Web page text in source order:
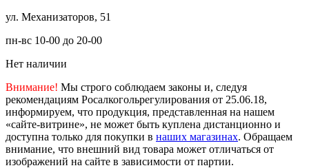
ул. Механизаторов, 51
пн-вс 10-00 до 20-00
Нет наличии
Внимание! Мы строго соблюдаем законы и, следуя
рекомендациям Росалкогольрегулирования от 25.06.18,
информируем, что продукция, представленная на нашем
«сайте-витрине», не может быть куплена дистанционно и
доступна только для покупки в наших магазинах. Обращаем
внимание, что внешний вид товара может отличаться от
изображений на сайте в зависимости от партии.